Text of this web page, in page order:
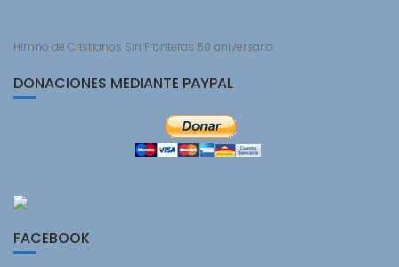
Himno de Cristianos Sin Fronteras 50 aniversario
DONACIONES MEDIANTE PAYPAL
FACEBOOK